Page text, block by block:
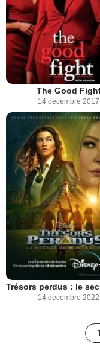
The Good
14 décembre 2017
14 décembre 2022